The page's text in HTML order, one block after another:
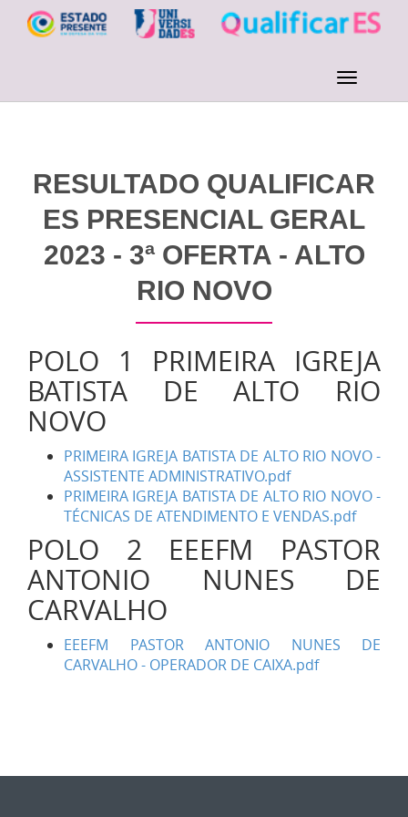
RESULTADO QUALIFICAR
ES PRESENCIAL GERAL
2023 - 3ª OFERTA - ALTO
RIO NOVO
POLO 1 PRIMEIRA IGREJA
BATISTA DE ALTO RIO
NOVO
PRIMEIRA IGREJA BATISTA DE ALTO RIO NOVO -
ASSISTENTE ADMINISTRATIVO.pdf
PRIMEIRA IGREJA BATISTA DE ALTO RIO NOVO -
TÉCNICAS DE ATENDIMENTO E VENDAS.pdf
POLO 2 EEEFM PASTOR
ANTONIO NUNES DE
CARVALHO
EEEFM PASTOR ANTONIO NUNES DE
CARVALHO - OPERADOR DE CAIXA.pdf